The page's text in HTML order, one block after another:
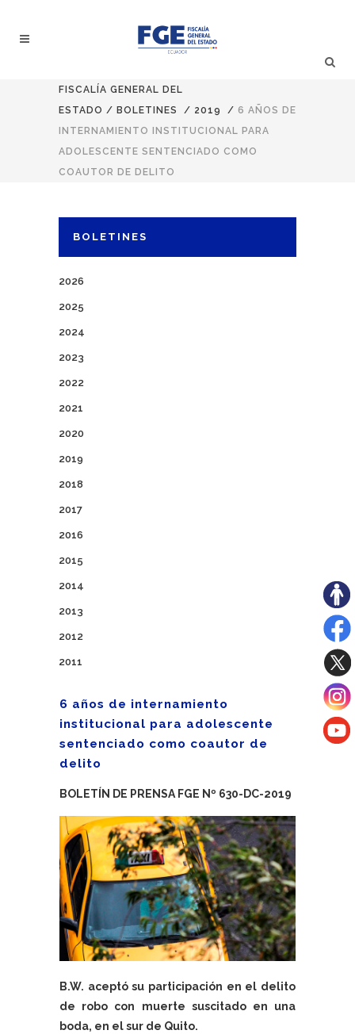
FISCALÍA GENERAL DEL
ESTADO / BOLETINES / 2019 / 6 AÑOS DE
INTERNAMIENTO INSTITUCIONAL PARA
ADOLESCENTE SENTENCIADO COMO
COAUTOR DE DELITO
BOLETINES
2026
2025
2024
2023
2022
2021
2020
2019
2018
2017
2016
2015
2014
2013
2012
2011
6 años de internamiento
institucional para adolescente
sentenciado como coautor de
delito
BOLETÍN DE PRENSA FGE Nº 630-DC-2019
B.W. aceptó su participación en el delito
de robo con muerte suscitado en una
boda, en el sur de Quito.